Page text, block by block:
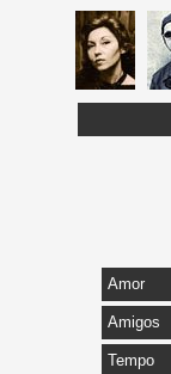
Amor
Amigos
Tempo